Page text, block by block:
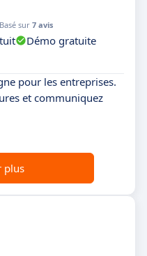
Basé sur 7 avis
Démo gratuite
pour les entreprises.
et communiquez
plus